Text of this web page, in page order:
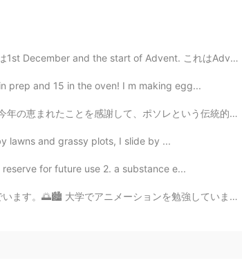
the start of Advent. これはAdvent Candle です。 1/12から 24/1...
prep and 15 in the oven! I m making egg...
シコの料理を一緒に食べて、近い未来の予定について話して過ごしました。普段、多くのアメリカ...
lawns and grassy plots, I slide by ...
for future use 2. a substance e...
強しています。🎨🖥️ 2月に日本に旅行する! 一週間だけ。⛩️🇯🇵 待ちきれない！ よ...